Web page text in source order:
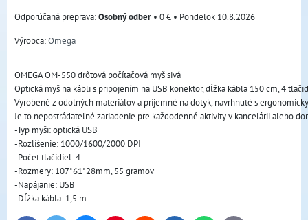
Osobný odber • 0 € • Pondelok 10.8.2026
Výrobca:Omega
OMEGA OM-550 drôtová počítačová myš sivá
Optická myš na kábli s pripojením na USB konektor, dĺžka kábla 150 cm, 4
Vyrobené z odolných materiálov a príjemné na dotyk, navrhnuté s
Je to nepostrádateľné zariadenie pre každodenné aktivity v kancelárii alebo
-Typ myši: optická USB
-Rozlíšenie: 1000/1600/2000 DPI
-Počet tlačidiel: 4
-Rozmery: 107*61*28mm, 55 gramov
-Napájanie: USB
-Dĺžka kábla: 1,5 m